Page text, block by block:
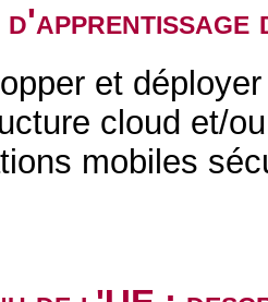
et
cloud et/
mobiles